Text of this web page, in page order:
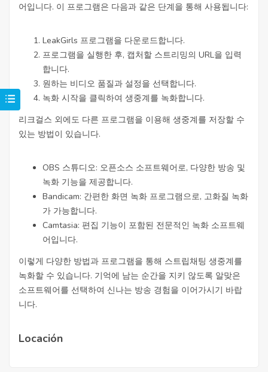
어입니다. 이 프로그램은 다음과 같은 단계을 통해 사용됩니다:
LeakGirls 프로그램을 다운로드합니다.
프로그램을 실행한 후, 캡처할 스트리밍의 URL을 입력
합니다.
원하는 비디오 품질과 설정을 선택합니다.
녹화 시작을 클릭하여 생중계를 녹화합니다.
리크걸스 외에도 다른 프로그램을 이용해 생중계를 저장할 수
있는 방법이 있습니다.
OBS 스튜디오: 오픈소스 소프트웨어로, 다양한 방송 및
녹화 기능을 제공합니다.
Bandicam: 간편한 화면 녹화 프로그램으로, 고화질 녹화
가 가능합니다.
Camtasia: 편집 기능이 포함된 전문적인 녹화 소프트웨
어입니다.
이렇게 다양한 방법과 프로그램을 통해 스트립채팅 생중계를
녹화할 수 있습니다. 기억에 남는 순간을 지키 않도록 알맞은
소프트웨어를 선택하여 신나는 방송 경험을 이어가시기 바랍
니다.
Locación